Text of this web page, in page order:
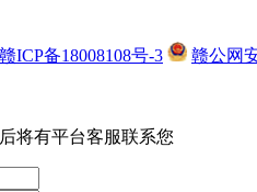
多会计培训机构，最终选择了这家
会计基础岗位，然后自我觉得职业
赣ICP备18008108号-3 赣公网
将有平台客服联系您